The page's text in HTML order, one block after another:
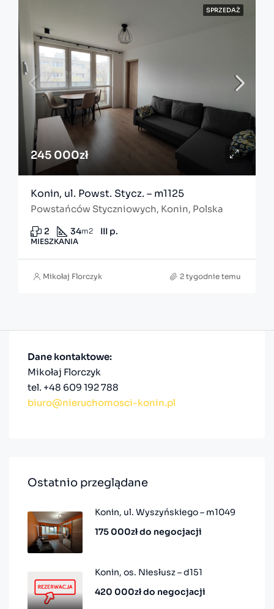
SPRZEDAŻ
245 000zł
Konin, ul. Powst. Stycz. – m1125
Powstańców Styczniowych, Konin, Polska
2 34m2 III p.
MIESZKANIA
Mikołaj Florczyk 2 tygodnie temu
Dane kontaktowe:
Mikołaj Florczyk
tel. +48 609 192 788
biuro@nieruchomosci-konin.pl
Ostatnio przeglądane
Konin, ul. Wyszyńskiego – m1049
175 000zł do negocjacji
Konin, os. Niesłusz – d151
420 000zł do negocjacji